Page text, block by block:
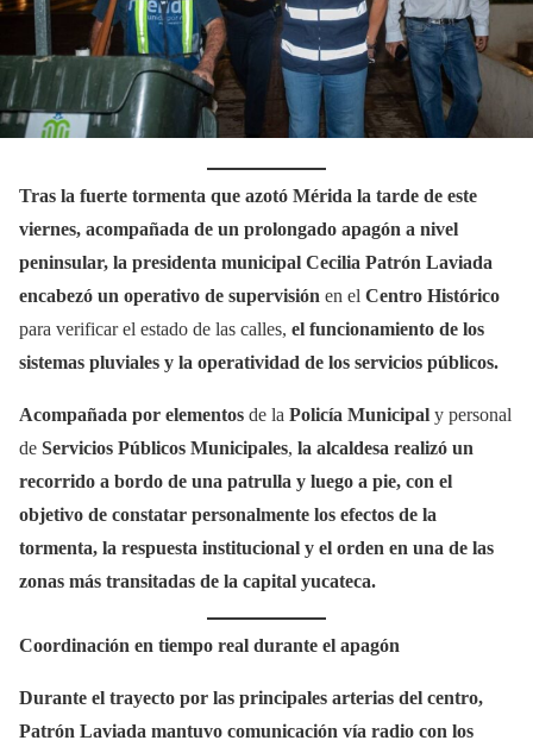
Tras la fuerte tormenta que azotó Mérida la tarde de este
viernes, acompañada de un prolongado apagón a nivel
peninsular, la presidenta municipal Cecilia Patrón Laviada
encabezó un operativo de supervisión en el Centro Histórico
para verificar el estado de las calles, el funcionamiento de los
sistemas pluviales y la operatividad de los servicios públicos.
Acompañada por elementos de la Policía Municipal y personal
de Servicios Públicos Municipales, la alcaldesa realizó un
recorrido a bordo de una patrulla y luego a pie, con el
objetivo de constatar personalmente los efectos de la
tormenta, la respuesta institucional y el orden en una de las
zonas más transitadas de la capital yucateca.
Coordinación en tiempo real durante el apagón
Durante el trayecto por las principales arterias del centro,
Patrón Laviada mantuvo comunicación vía radio con los